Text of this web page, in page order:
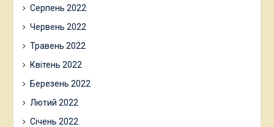
Серпень 2022
Червень 2022
Травень 2022
Квітень 2022
Березень 2022
Лютий 2022
Січень 2022